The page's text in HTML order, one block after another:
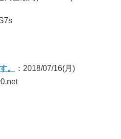
。
：2018/07/16(月)